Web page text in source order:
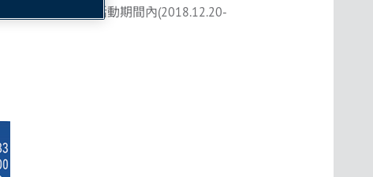
貢獻喝采。於活動期間內(2018.12.20-